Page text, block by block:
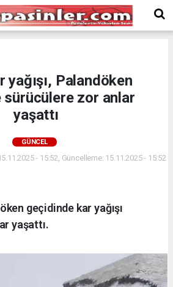
yağışı, Palandöken
sürücülere zor anlar
yaşattı
GÜNCEL
- 15:52, Güncelleme: 15.11.2025 - 15:52
geçidinde kar yağışı
yaşattı.